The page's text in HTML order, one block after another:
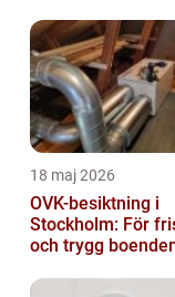
18 maj 2026
OVK-besiktning i
Stockholm: För
och trygg